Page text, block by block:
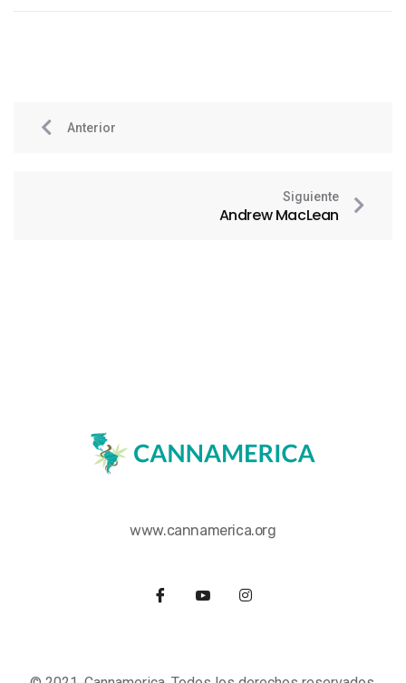
Anterior
Siguiente
Andrew MacLean
www.cannamerica.org